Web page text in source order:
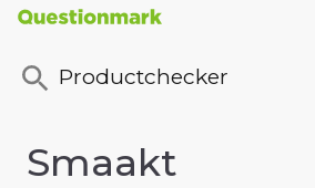
Productchecker
Smaakt